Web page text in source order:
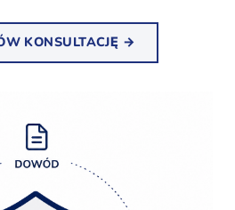
KONSULTACJĘ →